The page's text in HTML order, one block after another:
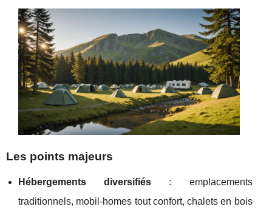
Les points majeurs
Hébergements diversifiés : emplacements
traditionnels, mobil-homes tout confort, chalets en bois